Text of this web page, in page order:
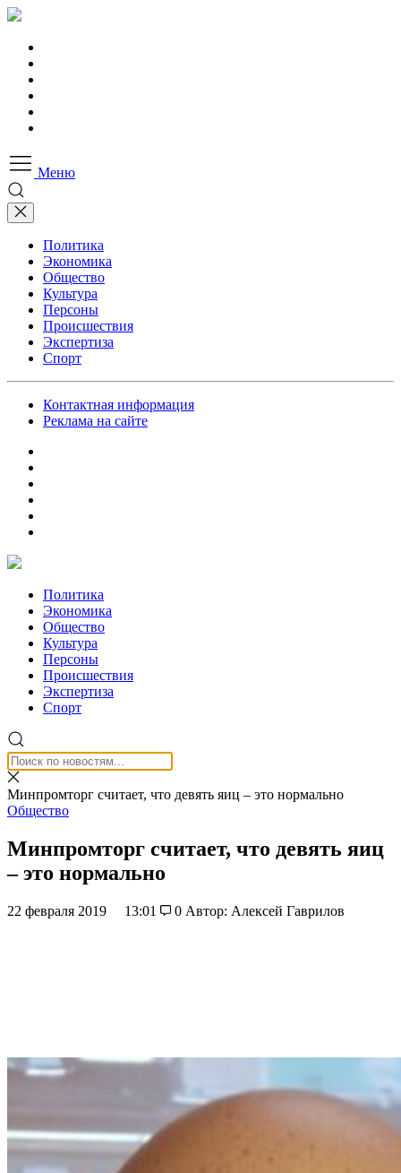
Меню
Политика
Экономика
Общество
Культура
Персоны
Происшествия
Экспертиза
Спорт
Контактная информация
Реклама на сайте
Политика
Экономика
Общество
Культура
Персоны
Происшествия
Экспертиза
Спорт
Минпромторг считает, что девять яиц – это нормально
Общество
Минпромторг считает, что девять яиц
– это нормально
22 февраля 2019 13:01 0 Автор: Алексей Гаврилов